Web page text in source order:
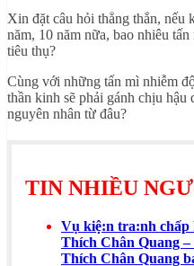
Xin đặt câu hỏi thẳng thắn, nếu
năm, 10 năm nữa, bao nhiêu
tiêu thụ?
Cùng với những tấn mì nhiễm
thần kinh sẽ phải gánh chịu
nguyên nhân từ đâu?
TIN NHIỀU
Vụ kiệ:n tra:nh chấp
Thích Chân Quang
Thích Chân Quang